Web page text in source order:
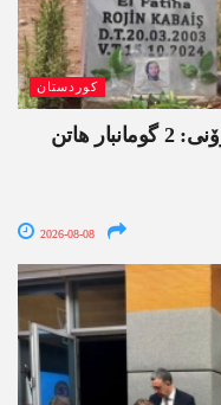
کوردستان
ل ئامەدێ ئۆپەراسیۆنا تاوانێن ئەلکترۆنی: 2 گومانبار ھاتن
2026-08-08